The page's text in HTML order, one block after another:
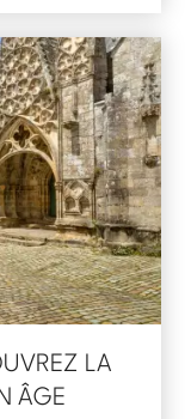
LA
ÂGE